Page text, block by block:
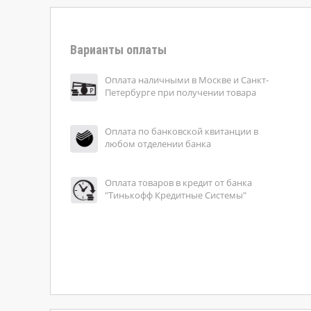
Варианты оплаты
Оплата наличными в Москве и Санкт-
Петербурге при получении товара
Оплата по банковской квитанции в
любом отделении банка
Оплата товаров в кредит от банка
"Тинькофф Кредитные Системы"